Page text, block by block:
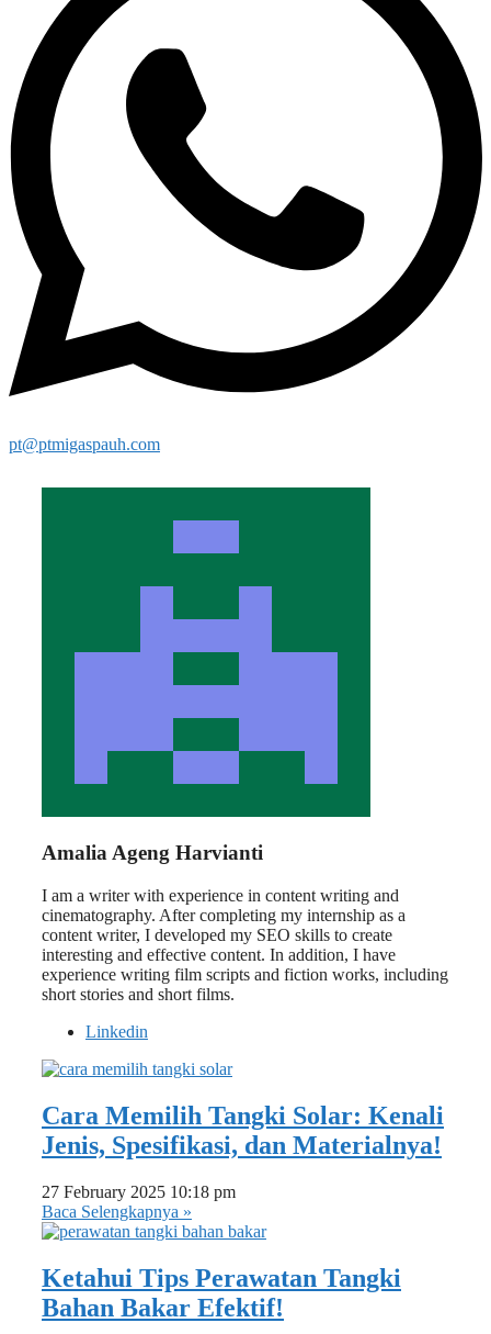
pt@ptmigaspauh.com
Amalia Ageng Harvianti
I am a writer with experience in content writing and
cinematography. After completing my internship as a
content writer, I developed my SEO skills to create
interesting and effective content. In addition, I have
experience writing film scripts and fiction works, including
short stories and short films.
Linkedin
Cara Memilih Tangki Solar: Kenali
Jenis, Spesifikasi, dan Materialnya!
27 February 2025 10:18 pm
Baca Selengkapnya »
Ketahui Tips Perawatan Tangki
Bahan Bakar Efektif!